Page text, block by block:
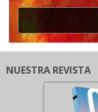
NUESTRA REVISTA